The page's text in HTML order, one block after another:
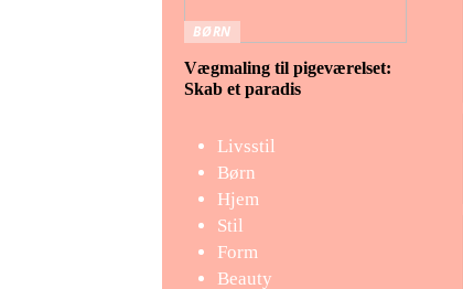
BØRN
Vægmaling til pigeværelset:
Skab et paradis
Livsstil
Børn
Hjem
Stil
Form
Beauty